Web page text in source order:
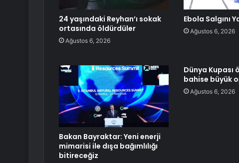
24 yaşındaki Reyhan’ı sokak
ortasında öldürdüler
Ağustos 6, 2026
Ebola Salgını
Ağustos 6, 2026
Bakan Bayraktar: Yeni enerji
mimarisi ile dışa bağımlılığı
bitireceğiz
Dünya Kupası
bahise büyük
Ağustos 6, 2026